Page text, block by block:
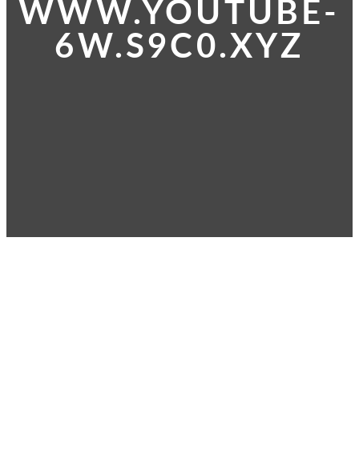
WWW.YOUTUBE-
6W.S9C0.XYZ